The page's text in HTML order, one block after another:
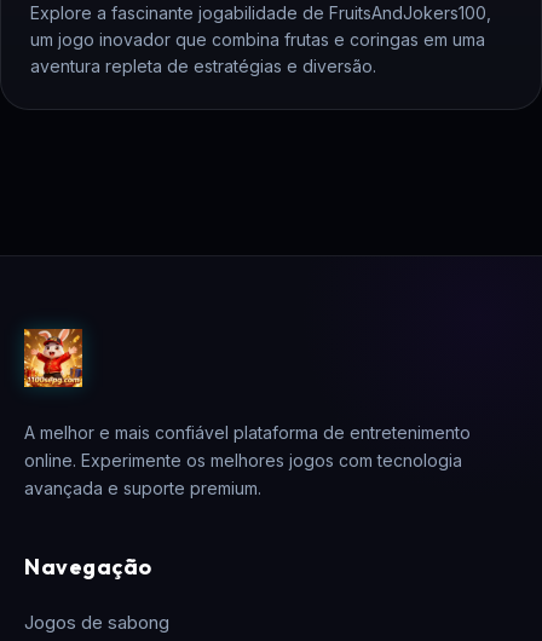
Explore a fascinante jogabilidade de FruitsAndJokers100,
um jogo inovador que combina frutas e coringas em uma
aventura repleta de estratégias e diversão.
A melhor e mais confiável plataforma de entretenimento
online. Experimente os melhores jogos com tecnologia
avançada e suporte premium.
Navegação
Jogos de sabong